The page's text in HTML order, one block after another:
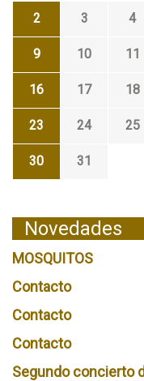
2 3 4
9 10 11
16 17 18
23 24 25
30
31
Novedades
MOSQUITOS
Contacto
Contacto
Contacto
Segundo concierto